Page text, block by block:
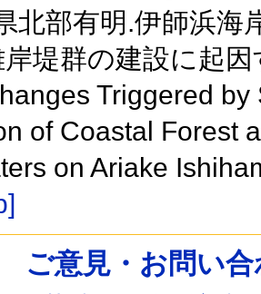
北部有明.伊師浜
堤群の建設に起
Triggered
of Coastal Forest
on Ariake
ご意見・お問い